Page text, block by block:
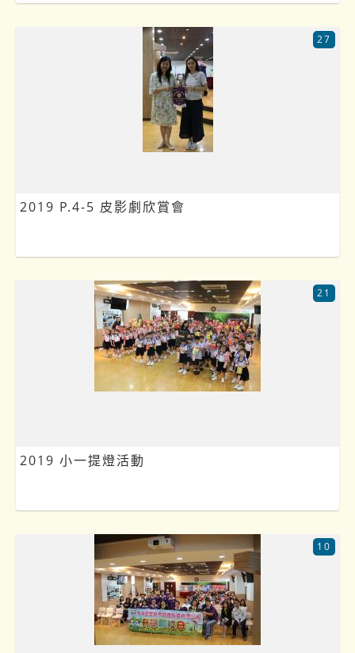
2019 P.4-5 皮影劇欣賞會
27
2019 小一提燈活動
21
10